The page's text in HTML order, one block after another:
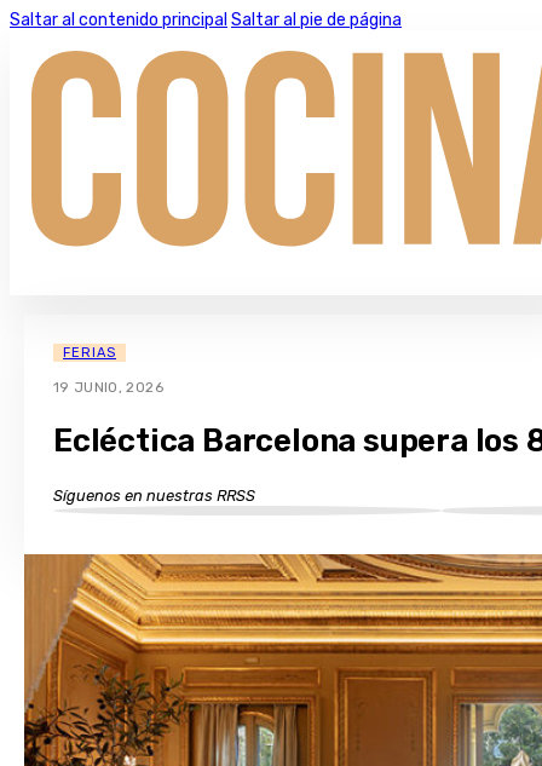
Saltar al contenido principal Saltar al pie de página
FERIAS
19 JUNIO, 2026
Ecléctica Barcelona supera los
Síguenos en nuestras RRSS